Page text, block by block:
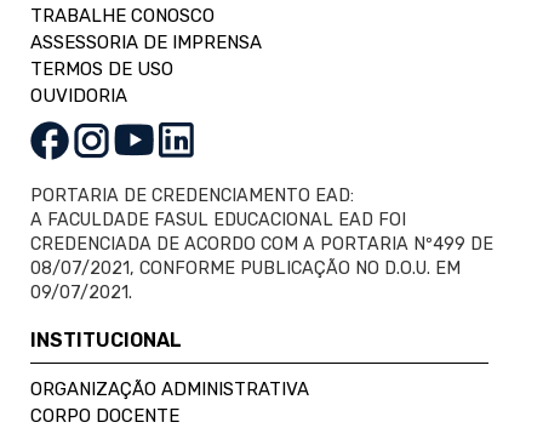
TRABALHE CONOSCO
ASSESSORIA DE IMPRENSA
TERMOS DE USO
OUVIDORIA
PORTARIA DE CREDENCIAMENTO EAD:
A FACULDADE FASUL EDUCACIONAL EAD FOI
CREDENCIADA DE ACORDO COM A PORTARIA Nº499 DE
08/07/2021, CONFORME PUBLICAÇÃO NO D.O.U. EM
09/07/2021.
INSTITUCIONAL
ORGANIZAÇÃO ADMINISTRATIVA
CORPO DOCENTE